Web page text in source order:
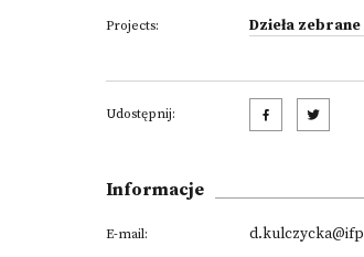
Projects: Dzieła
Udostępnij:
Informacje
E-mail: